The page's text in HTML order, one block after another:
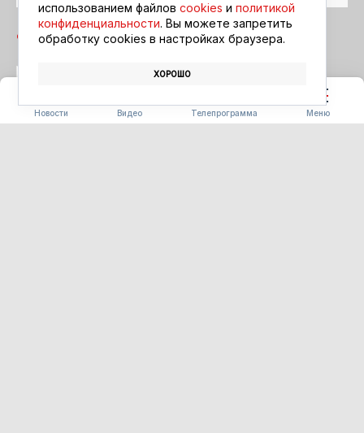
Новости Видео Телепрограмма Меню
АФИША
использованием файлов cookies и политикой
конфиденциальности. Вы можете запретить
обработку сookies в настройках браузера.
ХОРОШО